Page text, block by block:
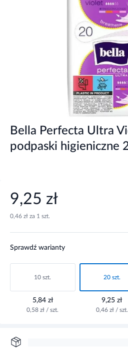
Bella Perfecta Ultra
podpaski higieniczne
9,25 zł
0,46 zł za 1 szt.
Sprawdź warianty
10 szt.
5,84 zł
0,58 zł / szt.
20 szt.
9,25 zł
0,46 zł / szt.